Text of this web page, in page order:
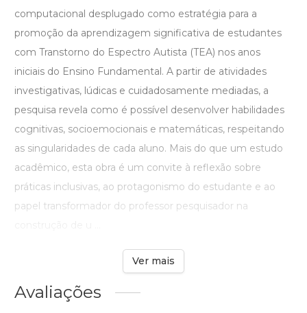
computacional desplugado como estratégia para a
promoção da aprendizagem significativa de estudantes
com Transtorno do Espectro Autista (TEA) nos anos
iniciais do Ensino Fundamental. A partir de atividades
investigativas, lúdicas e cuidadosamente mediadas, a
pesquisa revela como é possível desenvolver habilidades
cognitivas, socioemocionais e matemáticas, respeitando
as singularidades de cada aluno. Mais do que um estudo
acadêmico, esta obra é um convite à reflexão sobre
práticas inclusivas, ao protagonismo do estudante e ao
papel transformador do professor pesquisador na
Ver mais
Avaliações